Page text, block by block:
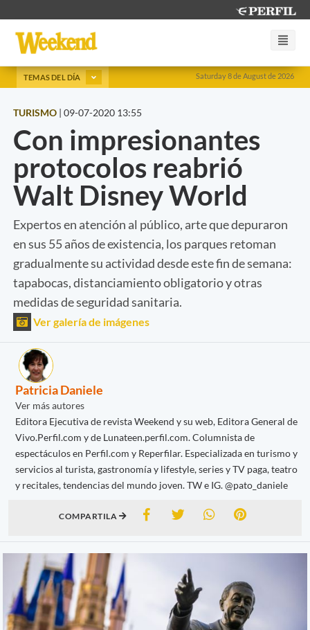
Saturday 8 de August de 2026
TEMAS DEL DÍA
TURISMO | 09-07-2020 13:55
Con impresionantes
protocolos reabrió
Walt Disney World
Expertos en atención al público, arte que depuraron
en sus 55 años de existencia, los parques retoman
gradualmente su actividad desde este fin de semana:
tapabocas, distanciamiento obligatorio y otras
medidas de seguridad sanitaria.
Ver galería de imágenes
Patricia Daniele
Ver más autores
Editora Ejecutiva de revista Weekend y su web, Editora General de
Vivo.Perfil.com y de Lunateen.perfil.com. Columnista de
espectáculos en Perfil.com y Reperfilar. Especializada en turismo y
servicios al turista, gastronomía y lifestyle, series y TV paga, teatro
y recitales, tendencias del mundo joven. TW e IG. @pato_daniele
COMPARTILA